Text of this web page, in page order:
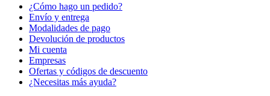
¿Cómo hago un pedido?
Envío y entrega
Modalidades de pago
Devolución de productos
Mi cuenta
Empresas
Ofertas y códigos de descuento
¿Necesitas más ayuda?